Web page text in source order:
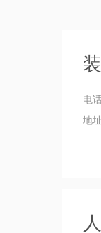
电
地